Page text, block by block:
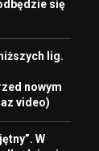
się
lig.
nowym
video)
W